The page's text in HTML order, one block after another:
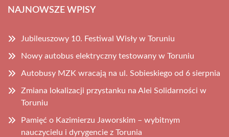
NAJNOWSZE WPISY
Jubileuszowy 10. Festiwal Wisły w Toruniu
Nowy autobus elektryczny testowany w Toruniu
Autobusy MZK wracają na ul. Sobieskiego od 6 sierpnia
Zmiana lokalizacji przystanku na Alei Solidarności w
Toruniu
Pamięć o Kazimierzu Jaworskim – wybitnym
nauczycielu i dyrygencie z Torunia